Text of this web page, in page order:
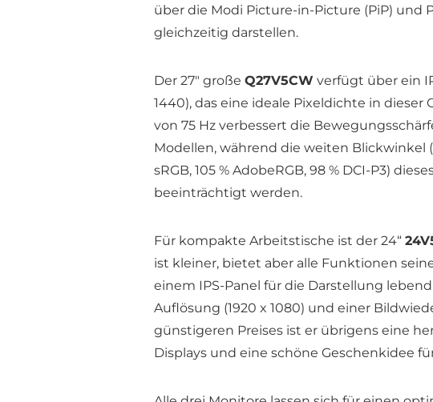
über die Modi Picture-in-Picture (PiP) und
gleichzeitig darstellen.
Der 27″ große Q27V5CW verfügt über ein
1440), das eine ideale Pixeldichte in
von 75 Hz verbessert die
Modellen, während die weiten Blickwinkel
sRGB, 105 % AdobeRGB, 98 % DCI-P3)
beeinträchtigt werden.
Für kompakte Arbeitstische ist der 24“
ist kleiner, bietet aber alle Funktionen
einem IPS-Panel für die Darstellung
Auflösung (1920 x 1080) und einer
günstigeren Preises ist er übrigens eine
Displays und eine schöne Geschenkidee